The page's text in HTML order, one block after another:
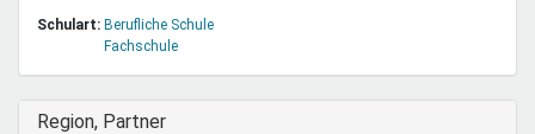
Schulart: Berufliche Schule
Fachschule
Ausblenden
Region, Partner